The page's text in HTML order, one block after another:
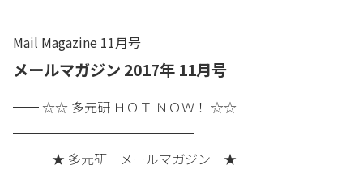
Mail Magazine 11月号
メールマガジン 2017年 11月号
━━ ☆☆ 多元研 ＨＯＴ ＮＯＷ！ ☆☆
━━━━━━━━━━━━━━
★ 多元研 メールマガジン ★